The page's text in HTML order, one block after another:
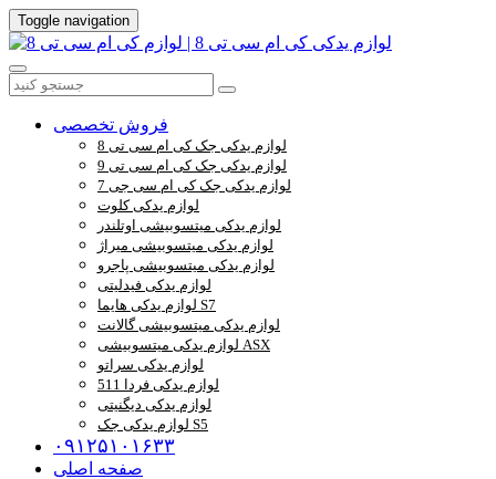
Toggle navigation
فروش تخصصی
لوازم یدکی جک کی ام سی تی 8
لوازم یدکی جک کی ام سی تی 9
لوازم یدکی جک کی ام سی جی 7
لوازم یدکی کلوت
لوازم یدکی میتسوبیشی اوتلندر
لوازم یدکی میتسوبیشی میراژ
لوازم یدکی میتسوبیشی پاجرو
لوازم یدکی فیدلیتی
لوازم یدکی هایما S7
لوازم یدکی میتسوبیشی گالانت
لوازم یدکی میتسوبیشی ASX
لوازم یدکی سراتو
لوازم یدکی فردا 511
لوازم یدکی دیگنیتی
لوازم یدکی جک S5
۰۹۱۲۵۱۰۱۶۳۳
صفحه اصلی